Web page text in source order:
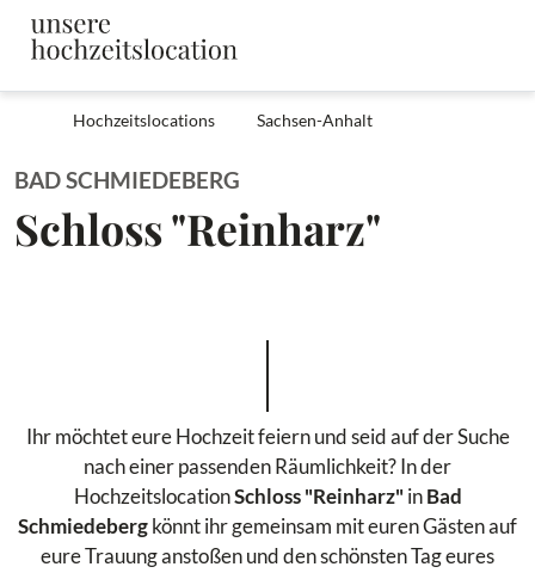
Hochzeitslocations Sachsen-Anhalt
BAD SCHMIEDEBERG
Schloss "Reinharz"
Ihr möchtet eure Hochzeit feiern und seid auf der Suche
nach einer passenden Räumlichkeit? In der
HochzeitslocationSchloss "Reinharz" inBad
Schmiedebergkönnt ihr gemeinsam mit euren Gästen auf
eure Trauung anstoßen und den schönsten Tag eures